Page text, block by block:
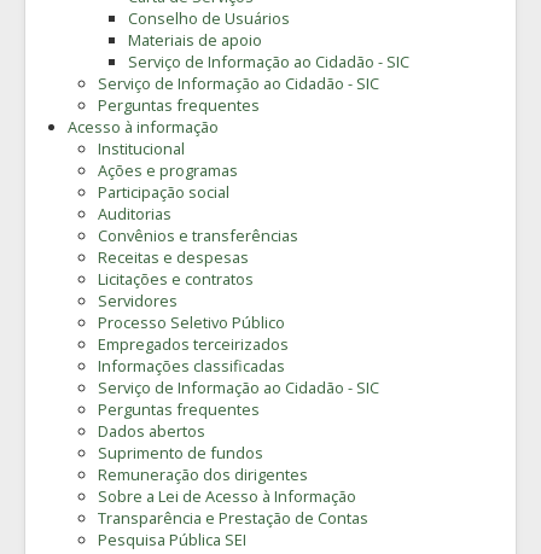
Conselho de Usuários
Materiais de apoio
Serviço de Informação ao Cidadão - SIC
Serviço de Informação ao Cidadão - SIC
Perguntas frequentes
Acesso à informação
Institucional
Ações e programas
Participação social
Auditorias
Convênios e transferências
Receitas e despesas
Licitações e contratos
Servidores
Processo Seletivo Público
Empregados terceirizados
Informações classificadas
Serviço de Informação ao Cidadão - SIC
Perguntas frequentes
Dados abertos
Suprimento de fundos
Remuneração dos dirigentes
Sobre a Lei de Acesso à Informação
Transparência e Prestação de Contas
Pesquisa Pública SEI